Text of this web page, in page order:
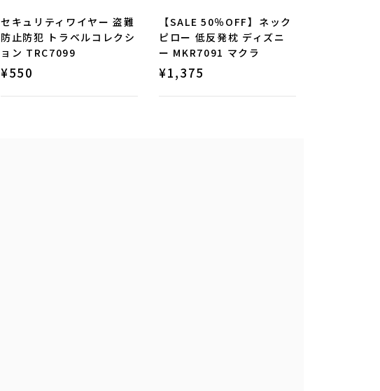
セキュリティワイヤー 盗難
防止防犯 トラベルコレクシ
ョン TRC7099
¥550
【SALE 50％OFF】ネック
ピロー 低反発枕 ディズニ
ー MKR7091 マクラ
¥1,375